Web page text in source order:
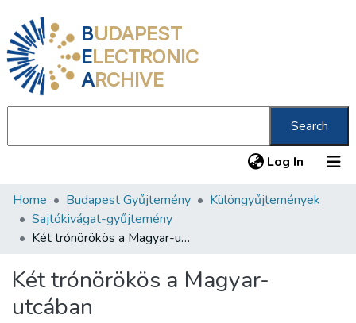
BUDAPEST
ELECTRONIC
ARCHIVE
Search
Log In (current)
Communities & Collections
All of DSpace
About us
Home Budapest Gyűjtemény
Különgyűjtemények
Sajtókivágat-gyűjtemény
Két trónörökös a Magyar-utcában
Két trónörökös a Magyar-
utcában